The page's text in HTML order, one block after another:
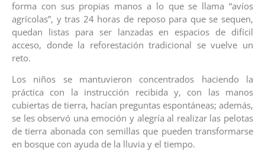
forma con sus propias manos a lo que se llama “avíos
agrícolas”, y tras 24 horas de reposo para que se sequen,
quedan listas para ser lanzadas en espacios de difícil
acceso, donde la reforestación tradicional se vuelve un
reto.
Los niños se mantuvieron concentrados haciendo la
práctica con la instrucción recibida y, con las manos
cubiertas de tierra, hacían preguntas espontáneas; además,
se les observó una emoción y alegría al realizar las pelotas
de tierra abonada con semillas que pueden transformarse
en bosque con ayuda de la lluvia y el tiempo.